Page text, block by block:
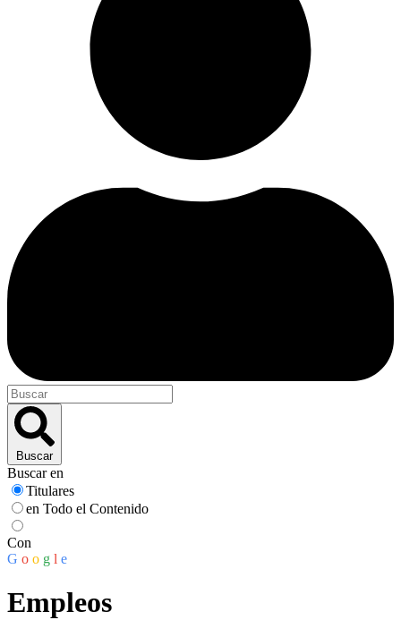
Buscar
Buscar en
Titulares
en Todo el Contenido
Con
G o o g l e
Empleos